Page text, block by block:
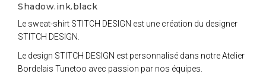
Shadow.ink.black
Le sweat-shirt STITCH DESIGN est une création du designer
STITCH DESIGN.
Le design STITCH DESIGN est personnalisé dans notre Atelier
Bordelais Tunetoo avec passion par nos équipes.